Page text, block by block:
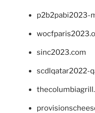
p2b2pabi2023-
sinc2023.com
scdlqatar2022-